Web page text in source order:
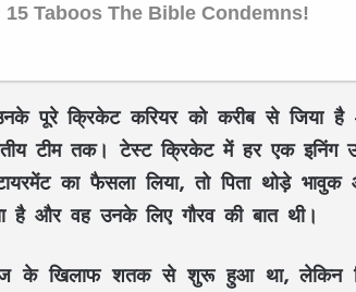
पूरे क्रिकेट करियर को करीब से जिया
टीम तक। टेस्ट क्रिकेट में हर एक इनिंग
का फैसला लिया, तो पिता थोड़े भावुक
और वह उनके लिए गौरव की बात थी।
के खिलाफ शतक से शुरू हुआ था, लेकिन